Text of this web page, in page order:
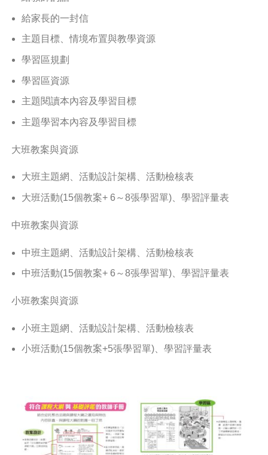
給家長的一封信
主題目標、情境布置與教學資源
學習區規劃
學習區資源
主題閱讀本內容及學習目標
主題學習本內容及學習目標
大班教案與資源
大班主題網、活動設計架構、活動檢核表
大班活動(15個教案+ 6～8張學習單)、學習評量表
中班教案與資源
中班主題網、活動設計架構、活動檢核表
中班活動(15個教案+ 6～8張學習單)、學習評量表
小班教案與資源
小班主題網、活動設計架構、活動檢核表
小班活動(15個教案+5張學習單)、學習評量表